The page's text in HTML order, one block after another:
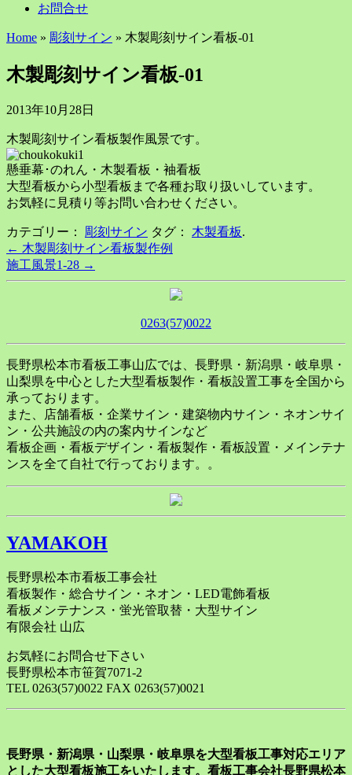
お問合せ
Home » 彫刻サイン » 木製彫刻サイン看板-01
木製彫刻サイン看板-01
2013年10月28日
木製彫刻サイン看板製作風景です。
懸垂幕･のれん・木製看板・袖看板
大型看板から小型看板まで各種お取り扱いしています。
お気軽に見積り等お問い合わせください。
カテゴリー： 彫刻サイン タグ： 木製看板.
Post
navigation
← 木製彫刻サイン看板製作例
施工風景1-28 →
0263(57)0022
長野県松本市看板工事山広では、長野県・新潟県・岐阜県・
山梨県を中心とした大型看板製作・看板設置工事を全国から
承っております。
また、店舗看板・企業サイン・建築物内サイン・ネオンサイ
ン・公共施設の内の案内サインなど
看板企画・看板デザイン・看板製作・看板設置・メインテナ
ンスを全て自社で行っております。。
YAMAKOH
長野県松本市看板工事会社
看板製作・総合サイン・ネオン・LED電飾看板
看板メンテナンス・蛍光管取替・大型サイン
有限会社 山広
お気軽にお問合せ下さい
長野県松本市笹賀7071-2
TEL 0263(57)0022 FAX 0263(57)0021
長野県・新潟県・山梨県・岐阜県を大型看板工事対応エリア
とした大型看板施工をいたします。看板工事会社長野県松本